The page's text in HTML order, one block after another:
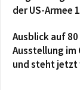
der US-Armee
Ausblick auf
Ausstellung im
und steht jetzt